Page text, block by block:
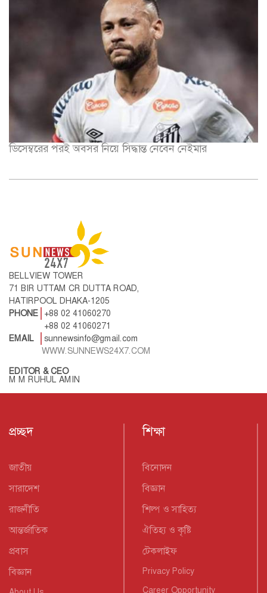
ডিসেম্বরের পরই অবসর নিয়ে সিদ্ধান্ত নেবেন নেইমার
BELLVIEW TOWER
71 BIR UTTAM CR DUTTA ROAD,
HATIRPOOL DHAKA-1205
PHONE
+88 02 41060270
+88 02 41060271
EMAIL
sunnewsinfo@gmail.com
WWW.SUNNEWS24X7.COM
EDITOR & CEO
M M RUHUL AMIN
প্রচ্ছদ
জাতীয়
সারাদেশ
রাজনীতি
আন্তর্জাতিক
প্রবাস
বিজ্ঞান
শিক্ষা
বিনোদন
বিজ্ঞান
শিল্প ও সাহিত্য
ঐতিহ্য ও কৃষ্টি
টেকলাইফ
Privacy Policy
Career Opportunity